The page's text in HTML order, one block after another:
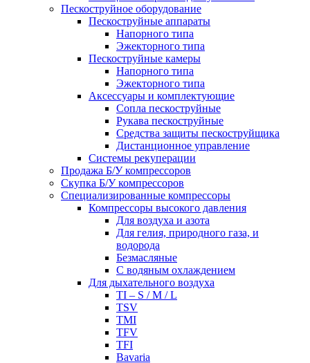
Пескоструйное оборудование
Пескоструйные аппараты
Напорного типа
Эжекторного типа
Пескоструйные камеры
Напорного типа
Эжекторного типа
Аксессуары и комплектующие
Сопла пескоструйные
Рукава пескоструйные
Средства защиты пескоструйщика
Дистанционное управление
Системы рекуперации
Продажа Б/У компрессоров
Скупка Б/У компрессоров
Специализированные компрессоры
Компрессоры высокого давления
Для воздуха и азота
Для гелия, природного газа, и
водорода
Безмасляные
С водяным охлаждением
Для дыхательного воздуха
TI – S / M / L
TSV
TMI
TFV
TFI
Bavaria